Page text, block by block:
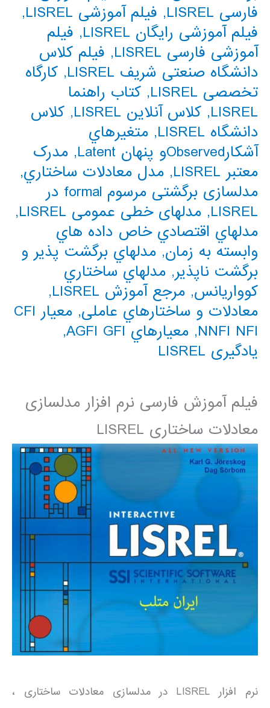
فارسی LISREL
, فیلم آموزشی LISREL
,
فیلم آموزشی رایگان LISREL
, فیلم
آموزشی فارسی LISREL
, فیلم کلاس
دانشگاه صنعتی شریف LISREL
, کارگاه
تخصصی LISREL
, کتاب راهنما
LISREL
, کلاس آنلاین LISREL , کلاس
دانشگاه LISREL
, متغیرهاي
آشکارObservedو پنهان Latent
, مدرک
معتبر LISREL
, مدل معادلات ساختاري,
مدلسازی برگشتی مرسوم formal در
LISREL
, مدلهای خطی عمومی LISREL
,
مدلهاي اقتصادي خاص داده هاي
وابسته به زمان, مدلهاي برگشت پذیر و
برگشت ناپذیر, مدلهاي ساختاري
کوواریانس, مرجع آموزش LISREL
,
معادلات و ساختارهاي عاملی,
معیار CFI
NNFI NFI
, معیارهاي AGFI GFI
,
یادگیری LISREL
فیلم آموزش فارسی نرم افزار مدلسازی
معادلات ساختاری LISREL
نرم افزار LISREL در مدلسازی معادلات ساختاری ،